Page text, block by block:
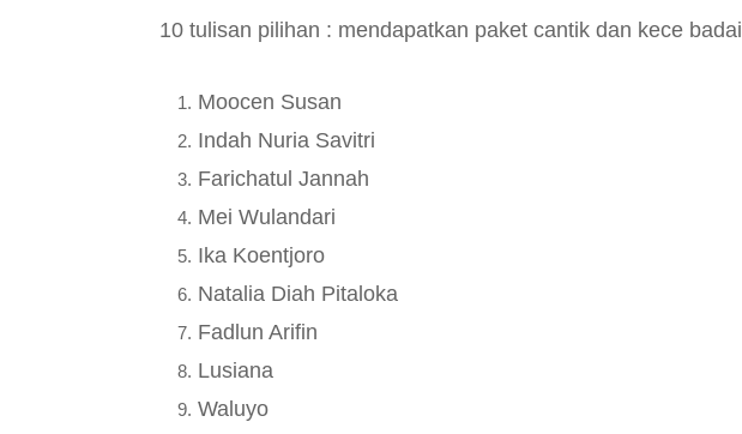
10 tulisan pilihan : mendapatkan paket cantik dan kece badai
Moocen Susan
Indah Nuria Savitri
Farichatul Jannah
Mei Wulandari
Ika Koentjoro
Natalia Diah Pitaloka
Fadlun Arifin
Lusiana
Waluyo